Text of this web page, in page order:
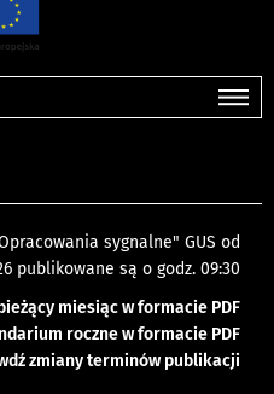
sygnalne" GUS od
publikowane są o godz. 09:30
miesiąc w formacie PDF
roczne w formacie PDF
zmiany terminów publikacji